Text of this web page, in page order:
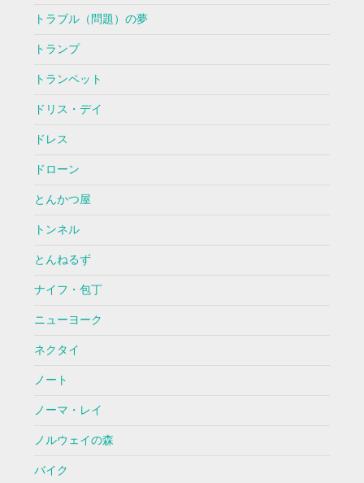
トラブル（問題）の夢
トランプ
トランペット
ドリス・デイ
ドレス
ドローン
とんかつ屋
トンネル
とんねるず
ナイフ・包丁
ニューヨーク
ネクタイ
ノート
ノーマ・レイ
ノルウェイの森
バイク